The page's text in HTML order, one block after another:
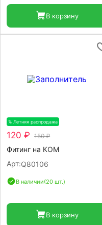
В корзину
% Летняя распродажа
120 ₽ 150 ₽
Фитинг на КОМ
Арт:Q80106
В наличии(20 шт.)
В корзину